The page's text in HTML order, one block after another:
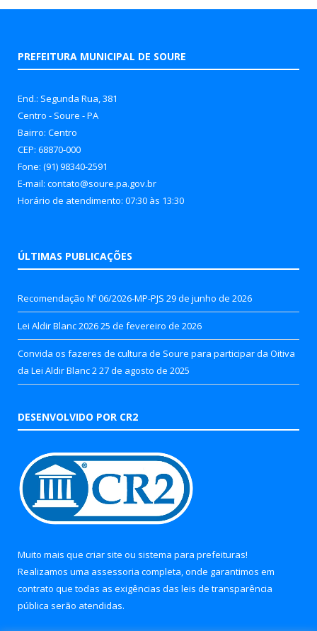
PREFEITURA MUNICIPAL DE SOURE
End.: Segunda Rua, 381
Centro - Soure - PA
Bairro: Centro
CEP: 68870-000
Fone: (91) 98340-2591
E-mail: contato@soure.pa.gov.br
Horário de atendimento: 07:30 às 13:30
ÚLTIMAS PUBLICAÇÕES
Recomendação Nº 06/2026-MP-PJS 29 de junho de 2026
Lei Aldir Blanc 202625 de fevereiro de 2026
Convida os fazeres de cultura de Soure para participar da Oitiva
da Lei Aldir Blanc 2 27 de agosto de 2025
DESENVOLVIDO POR CR2
Muito mais que criar site ou sistema para prefeituras!
Realizamos uma assessoria completa, onde garantimos em
contrato que todas as exigências das leis de transparência
pública serão atendidas.